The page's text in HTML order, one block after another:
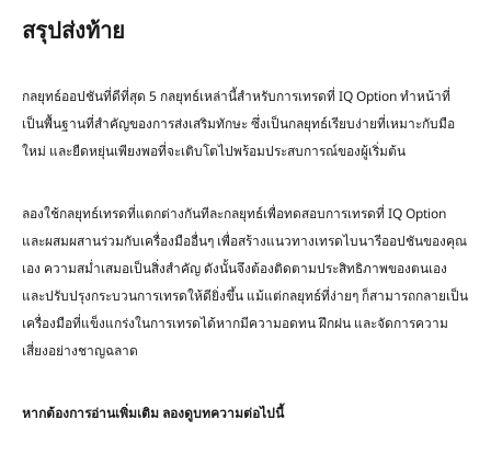
สรุปส่งท้าย
กลยุทธ์ออปชันที่ดีที่สุด 5 กลยุทธ์เหล่านี้สำหรับการเทรดที่ IQ Option ทำหน้าที่
เป็นพื้นฐานที่สำคัญของการส่งเสริมทักษะ ซึ่งเป็นกลยุทธ์เรียบง่ายที่เหมาะกับมือ
ใหม่ และยืดหยุ่นเพียงพอที่จะเติบโตไปพร้อมประสบการณ์ของผู้เริ่มต้น
ลองใช้กลยุทธ์เทรดที่แตกต่างกันทีละกลยุทธ์เพื่อทดสอบการเทรดที่ IQ Option
และผสมผสานร่วมกับเครื่องมืออื่นๆ เพื่อสร้างแนวทางเทรดไบนารีออปชันของคุณ
เอง ความสม่ำเสมอเป็นสิ่งสำคัญ ดังนั้นจึงต้องติดตามประสิทธิภาพของตนเอง
และปรับปรุงกระบวนการเทรดให้ดียิ่งขึ้น แม้แต่กลยุทธ์ที่ง่ายๆ ก็สามารถกลายเป็น
เครื่องมือที่แข็งแกร่งในการเทรดได้หากมีความอดทน ฝึกฝน และจัดการความ
เสี่ยงอย่างชาญฉลาด
หากต้องการอ่านเพิ่มเติม ลองดูบทความต่อไปนี้